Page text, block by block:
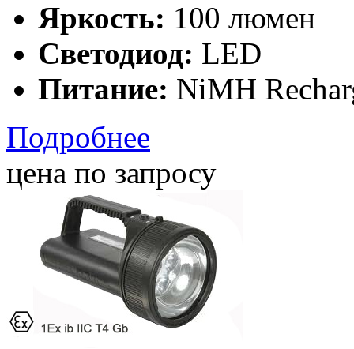
Яркость: 100 люмен
Светодиод: LED
Питание: NiMH
Подробнее
цена по запросу